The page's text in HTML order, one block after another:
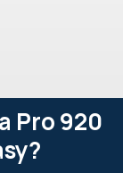
Pro 920